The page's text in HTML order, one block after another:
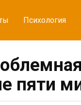
Психология
пяти